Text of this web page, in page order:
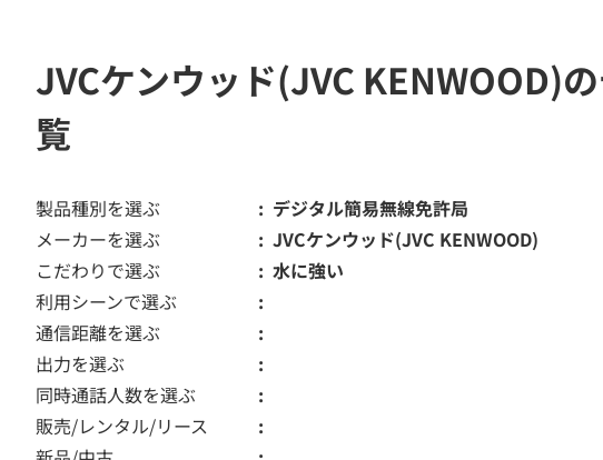
JVCケンウッド(JVC KENWOOD)
覧
製品種別を選ぶ
デジタル簡易無線免許局
メーカーを選ぶ
JVCケンウッド(JVC KENWOOD)
こだわりで選ぶ
水に強い
利用シーンで選ぶ
通信距離を選ぶ
出力を選ぶ
同時通話人数を選ぶ
販売/レンタル/リース